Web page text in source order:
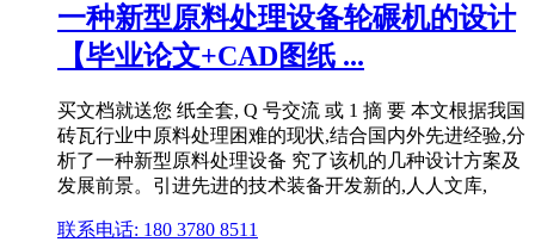
一种新型原料处理设备轮碾机的设计
【毕业论文+CAD图纸 ...
买文档就送您 纸全套, Q 号交流 或 1 摘 要 本文根据我国
砖瓦行业中原料处理困难的现状,结合国内外先进经验,分
析了一种新型原料处理设备 究了该机的几种设计方案及
发展前景。引进先进的技术装备开发新的,人人文库,
联系电话: 180 3780 8511